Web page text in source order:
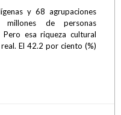
y 68 agrupaciones
de personas
Pero esa riqueza cultural
El 42.2 por ciento (%)